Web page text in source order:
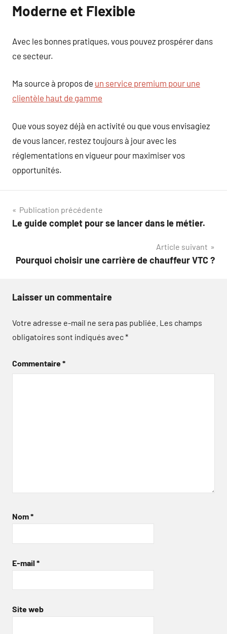
Moderne et Flexible
Avec les bonnes pratiques, vous pouvez prospérer dans
ce secteur.
Ma source à propos de un service premium pour une
clientèle haut de gamme
Que vous soyez déjà en activité ou que vous envisagiez
de vous lancer, restez toujours à jour avec les
réglementations en vigueur pour maximiser vos
opportunités.
Navigation
de
Publication précédente
Le guide complet pour se lancer dans le métier.
Article suivant
Pourquoi choisir une carrière de chauffeur VTC ?
Laisser un commentaire
Votre adresse e-mail ne sera pas publiée. Les champs
obligatoires sont indiqués avec*
Commentaire*
Nom*
E-mail *
Site web